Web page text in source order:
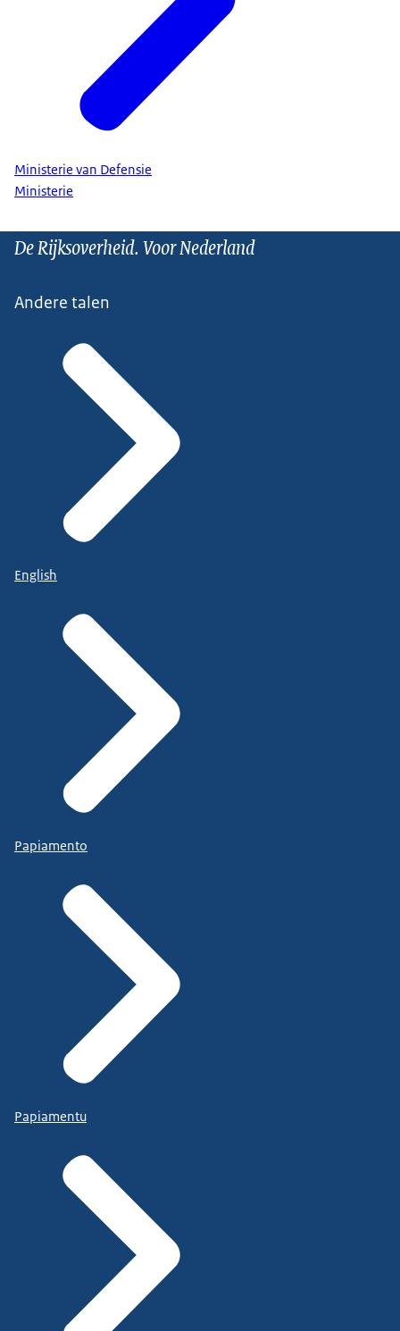
Ministerie van Defensie
Ministerie
De Rijksoverheid. Voor Nederland
Andere talen
English
Papiamento
Papiamentu